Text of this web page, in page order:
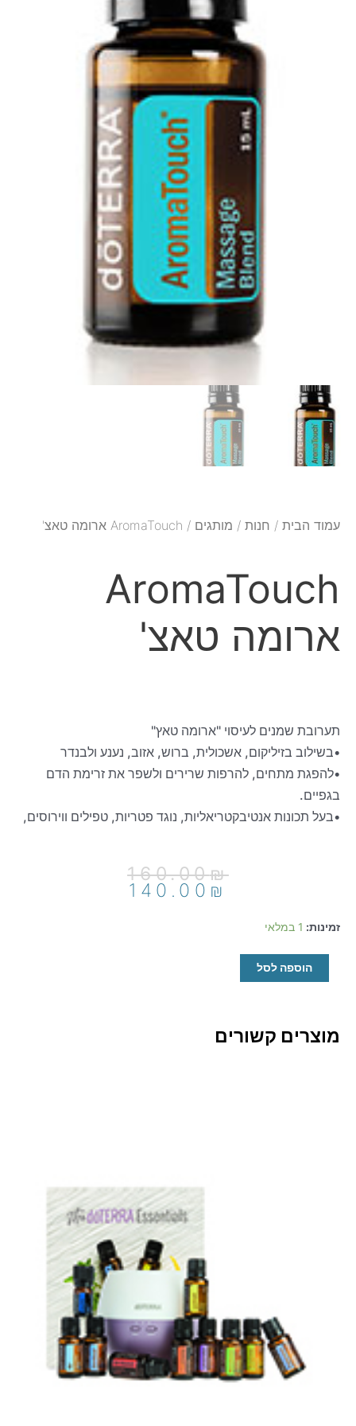
עמוד הבית / חנות / מותגים / AromaTouch ארומה טאצ'
AromaTouch
ארומה טאצ'
תערובת שמנים לעיסוי "ארומה טאץ"
•בשילוב בזיליקום, אשכולית, ברוש, אזוב, נענע ולבנדר
•להפגת מתחים, להרפות שרירים ולשפר את זרימת הדם
בגפיים.
•בעל תכונות אנטיבקטריאליות, נוגד פטריות, טפילים ווירוסים,
160.00₪ המחיר
המקורי
140.00 ₪
המחיר
הנוכחי
זמינות: 1 במלאי
כמות
ארומה
הוספה לסל
מוצרים קשורים